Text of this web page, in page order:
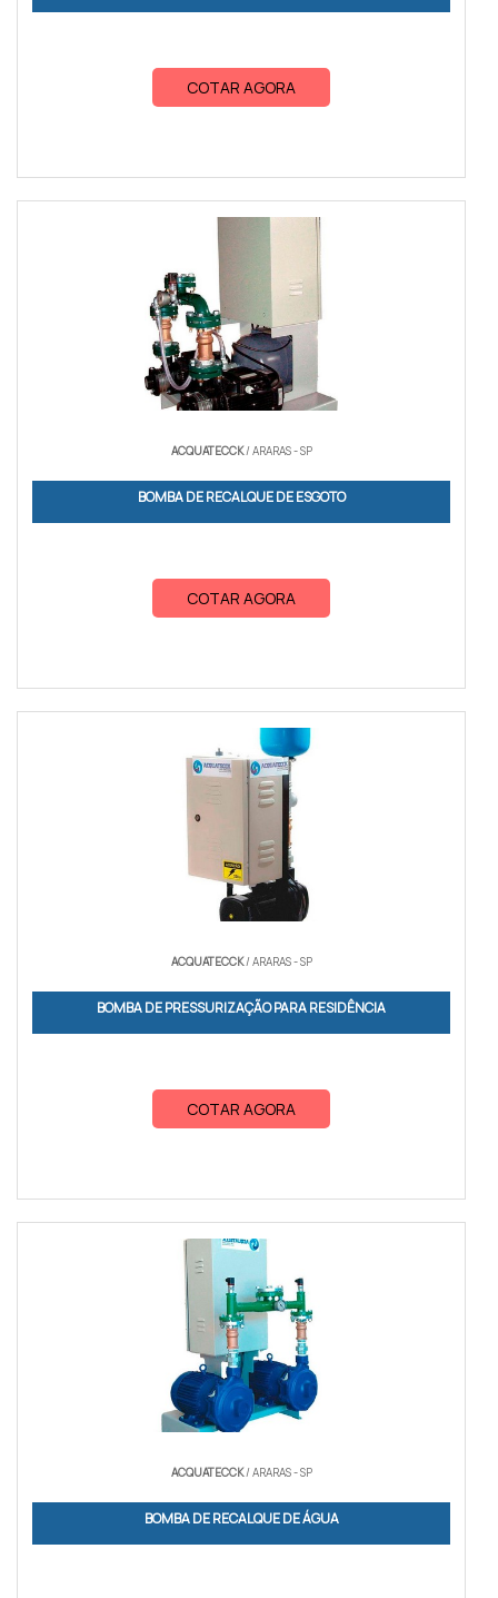
COTAR AGORA
ACQUATECCK/ ARARAS - SP
BOMBA DE RECALQUE DE ESGOTO
COTAR AGORA
ACQUATECCK/ ARARAS - SP
BOMBA DE PRESSURIZAÇÃO PARA RESIDÊNCIA
COTAR AGORA
ACQUATECCK/ ARARAS - SP
BOMBA DE RECALQUE DE ÁGUA